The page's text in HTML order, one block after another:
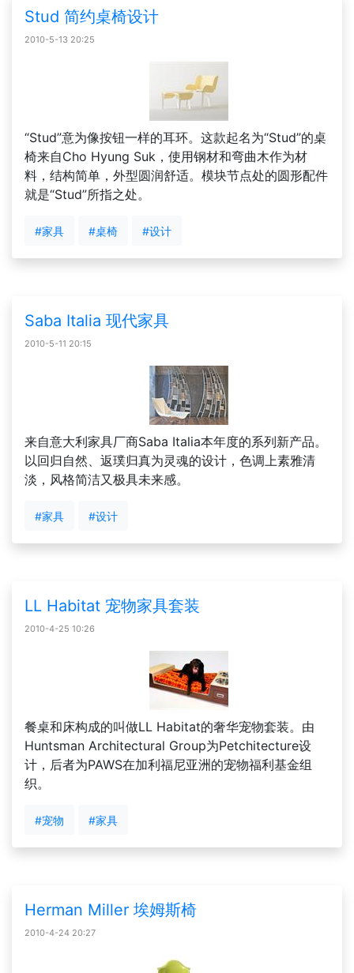
Stud 简约桌椅设计
2010-5-13 20:25
“Stud”意为像按钮一样的耳环。这款起名为“Stud”的桌
椅来自Cho Hyung Suk，使用钢材和弯曲木作为材
料，结构简单，外型圆润舒适。模块节点处的圆形配件
就是“Stud”所指之处。
#家具 #桌椅 #设计
Saba Italia 现代家具
2010-5-11 20:15
来自意大利家具厂商Saba Italia本年度的系列新产品。
以回归自然、返璞归真为灵魂的设计，色调上素雅清
淡，风格简洁又极具未来感。
#家具 #设计
LL Habitat 宠物家具套装
2010-4-25 10:26
餐桌和床构成的叫做LL Habitat的奢华宠物套装。由
Huntsman Architectural Group为Petchitecture设
计，后者为PAWS在加利福尼亚洲的宠物福利基金组
织。
#宠物 #家具
Herman Miller 埃姆斯椅
2010-4-24 20:27